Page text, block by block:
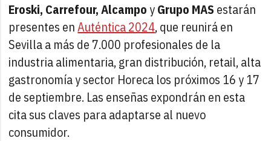
Eroski, Carrefour, AlcampoyGrupo MAS estarán
presentes enAuténtica 2024, que reunirá en
Sevilla a más de 7.000 profesionales de la
industria alimentaria, gran distribución, retail, alta
gastronomía y sector Horeca los próximos 16 y 17
de septiembre. Las enseñas expondrán en esta
cita sus claves para adaptarse al nuevo
consumidor.